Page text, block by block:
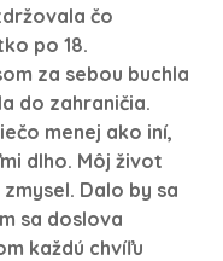
čo
po 18.
za sebou buchla
do zahraničia.
menej ako iní,
dlho. Môj život
Dalo by sa
sa doslova
každú chvíľu